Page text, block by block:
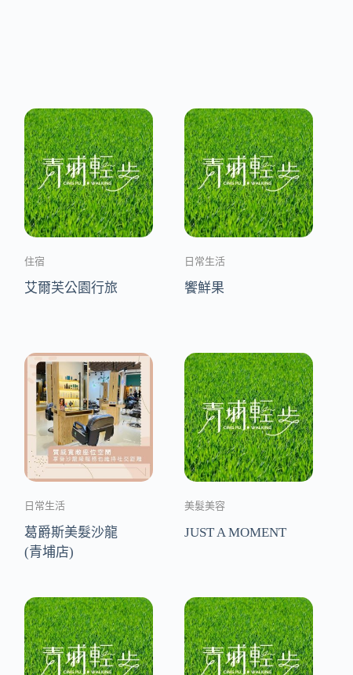
住宿
艾爾芙公園行旅
日常生活
饗鮮果
日常生活
葛爵斯美髮沙龍
(青埔店)
美髮美容
JUST A MOMENT